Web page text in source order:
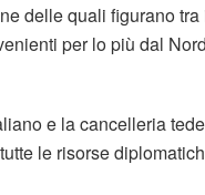
delle quali figurano
per lo più dal
e la cancelleria
le risorse